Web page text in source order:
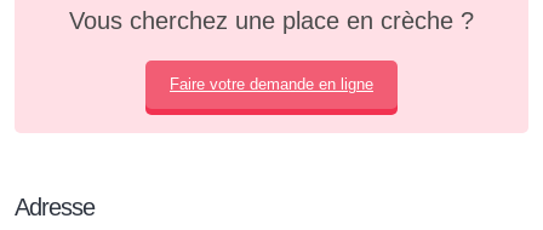
Vous cherchez une place en crèche ?
Faire votre demande en ligne
Adresse